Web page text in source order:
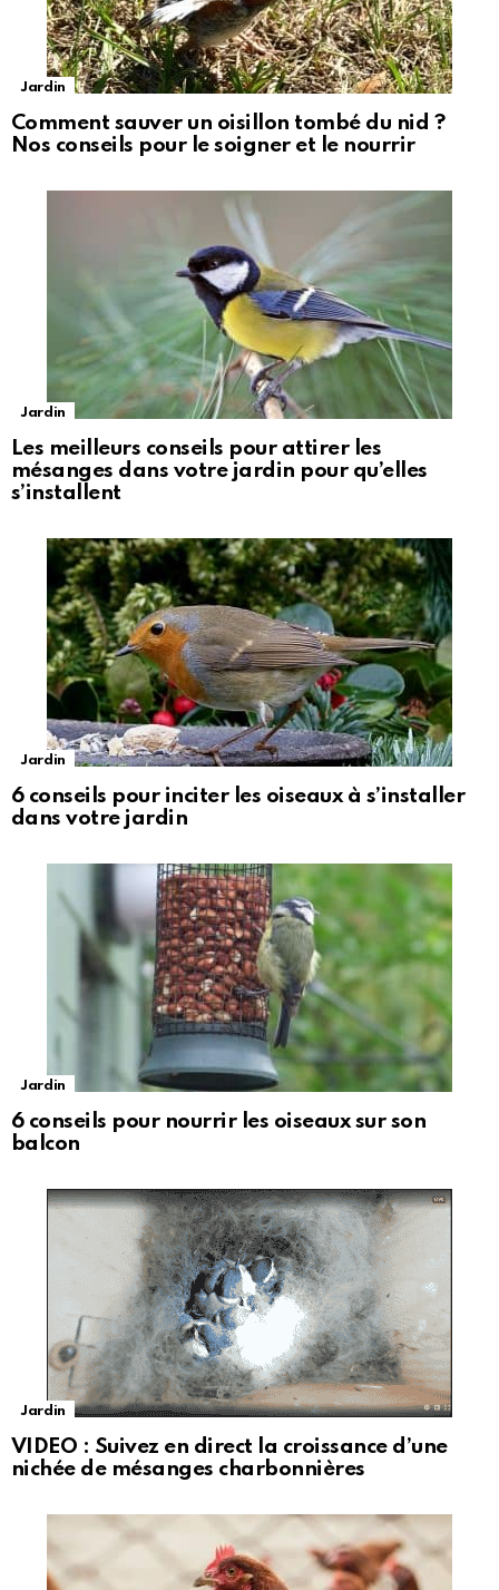
Jardin
Comment sauver un oisillon tombé du nid ?
Nos conseils pour le soigner et le nourrir
Jardin
Les meilleurs conseils pour attirer les
mésanges dans votre jardin pour qu’elles
s’installent
Jardin
6 conseils pour inciter les oiseaux à s’installer
dans votre jardin
Jardin
6 conseils pour nourrir les oiseaux sur son
balcon
Jardin
VIDEO : Suivez en direct la croissance d’une
nichée de mésanges charbonnières